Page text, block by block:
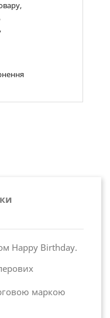
Happy Birthday.
маркою